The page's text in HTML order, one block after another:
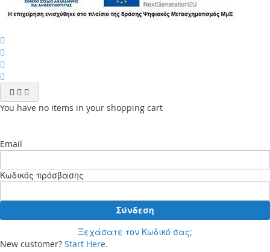
You have no items in your shopping cart
Email
Κωδικός πρόσβασης
Σύνδεση
Ξεχάσατε τον Κωδικό σας;
New customer? Start Here.